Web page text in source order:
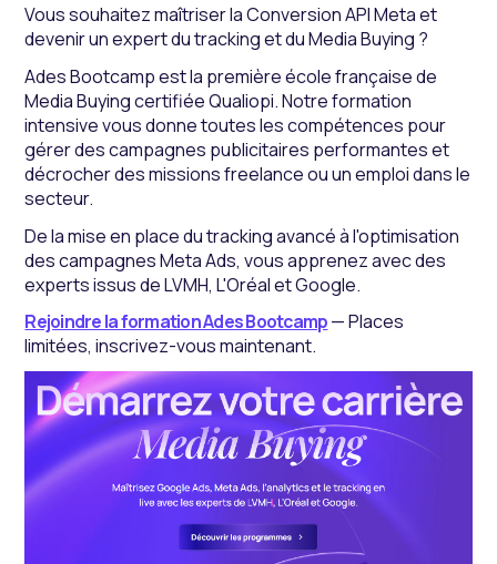
Vous souhaitez maîtriser la Conversion API Meta et
devenir un expert du tracking et du Media Buying ?
Ades Bootcamp est la première école française de
Media Buying certifiée Qualiopi. Notre formation
intensive vous donne toutes les compétences pour
gérer des campagnes publicitaires performantes et
décrocher des missions freelance ou un emploi dans le
secteur.
De la mise en place du tracking avancé à l'optimisation
des campagnes Meta Ads, vous apprenez avec des
experts issus de LVMH, L'Oréal et Google.
Rejoindre la formation Ades Bootcamp— Places
limitées, inscrivez-vous maintenant.